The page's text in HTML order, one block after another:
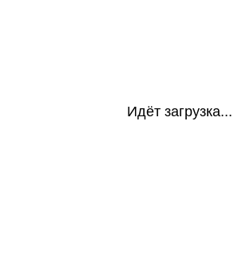
Идёт загрузка...